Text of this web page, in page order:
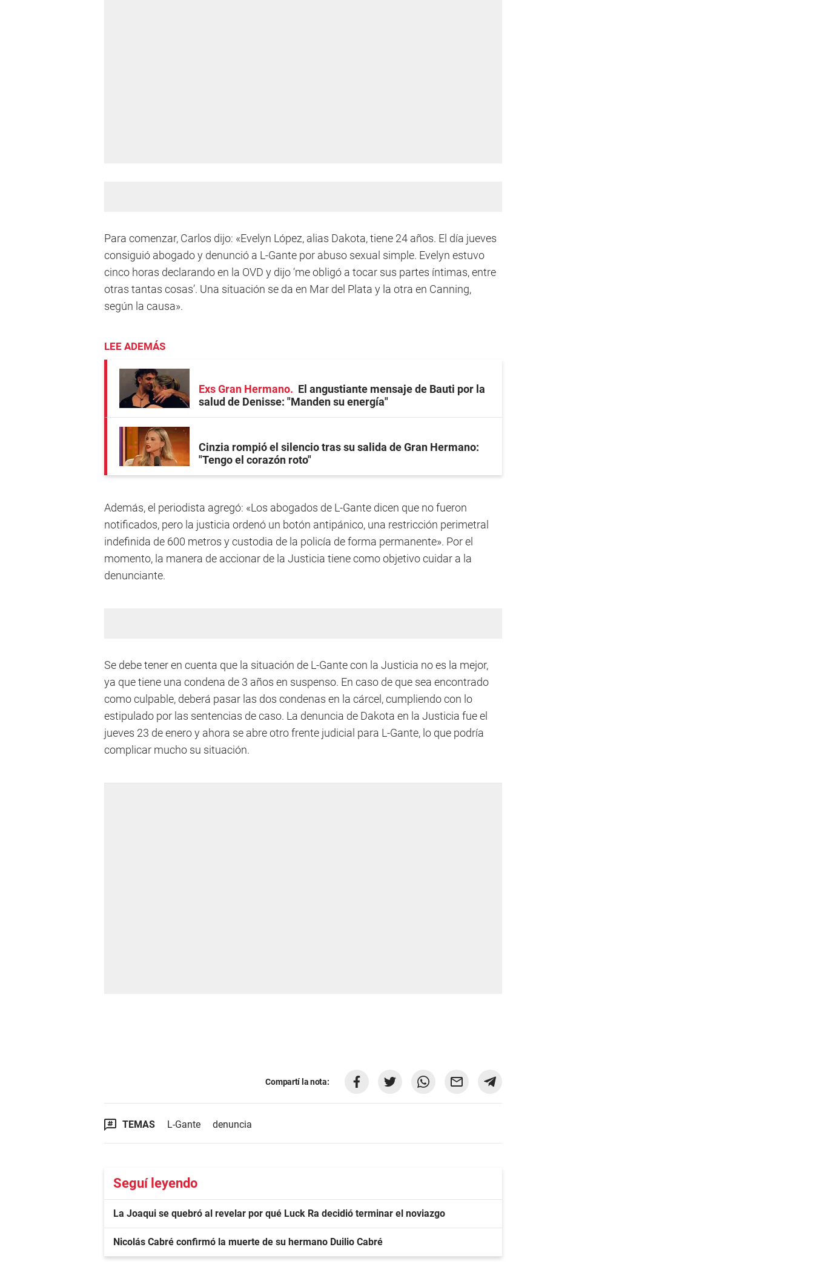
Para comenzar, Carlos dijo: «Evelyn López, alias Dakota, tiene 24 años. El día jueves
consiguió abogado y denunció a L-Gante por abuso sexual simple. Evelyn estuvo
cinco horas declarando en la OVD y dijo ‘me obligó a tocar sus partes íntimas, entre
otras tantas cosas’. Una situación se da en Mar del Plata y la otra en Canning,
según la causa».
LEE ADEMÁS
Exs Gran Hermano
El angustiante mensaje de Bauti por la
salud de Denisse: "Manden su energía"
Cinzia rompió el silencio tras su salida de Gran Hermano:
"Tengo el corazón roto"
Además, el periodista agregó: «Los abogados de L-Gante dicen que no fueron
notificados, pero la justicia ordenó un botón antipánico, una restricción perimetral
indefinida de 600 metros y custodia de la policía de forma permanente». Por el
momento, la manera de accionar de la Justicia tiene como objetivo cuidar a la
denunciante.
Se debe tener en cuenta que la situación de L-Gante con la Justicia no es la mejor,
ya que tiene una condena de 3 años en suspenso. En caso de que sea encontrado
como culpable, deberá pasar las dos condenas en la cárcel, cumpliendo con lo
estipulado por las sentencias de caso. La denuncia de Dakota en la Justicia fue el
jueves 23 de enero y ahora se abre otro frente judicial para L-Gante, lo que podría
complicar mucho su situación.
Compartí la nota:
TEMAS L-Gante denuncia
Seguí leyendo
La Joaqui se quebró al revelar por qué Luck Ra decidió terminar el noviazgo
Nicolás Cabré confirmó la muerte de su hermano Duilio Cabré